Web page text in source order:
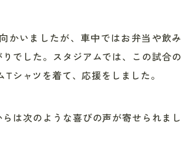
かいましたが、車中ではお弁当や飲み
でした。スタジアムでは、この試合の
シャツを着て、応援をしました。
は次のような喜びの声が寄せられまし